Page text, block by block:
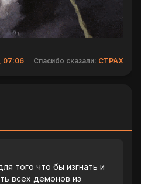
07:06 Спасибо сказали: CTPAX
того что бы изгнать и
всех демонов из